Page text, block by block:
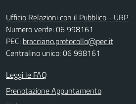
Ufficio Relazioni con il Pubblico - URP
Numero verde: 06 998161
PEC: bracciano.protocollo@pec.it
Centralino unico: 06 998161
Leggi le FAQ
Prenotazione Appuntamento